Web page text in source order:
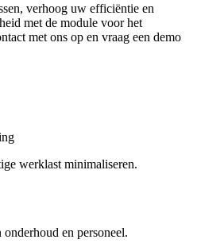
verhoog uw efficiëntie en
met de module voor het
met ons op en vraag een demo
werklast minimaliseren.
en personeel.